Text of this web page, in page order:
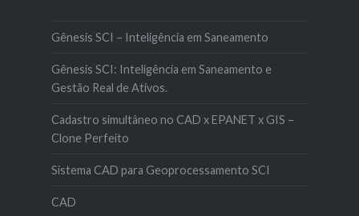
Gênesis SCI – Inteligência em Saneamento
Gênesis SCI: Inteligência em Saneamento e
Gestão Real de Ativos.
Cadastro simultâneo no CAD x EPANET x GIS –
Clone Perfeito
Sistema CAD para Geoprocessamento SCI
CAD